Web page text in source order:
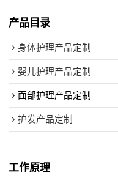
产品目录
身体护理产品定制
婴儿护理产品定制
面部护理产品定制
护发产品定制
工作原理